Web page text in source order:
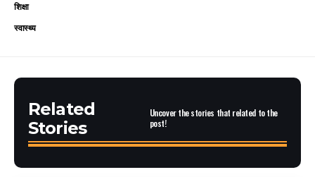
शिक्षा
स्वास्थ्य
Related
Stories
Uncover the stories that related to the
post!